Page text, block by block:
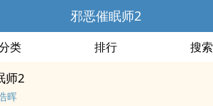
邪恶催眠师2
类 排行 搜索
师2
晖